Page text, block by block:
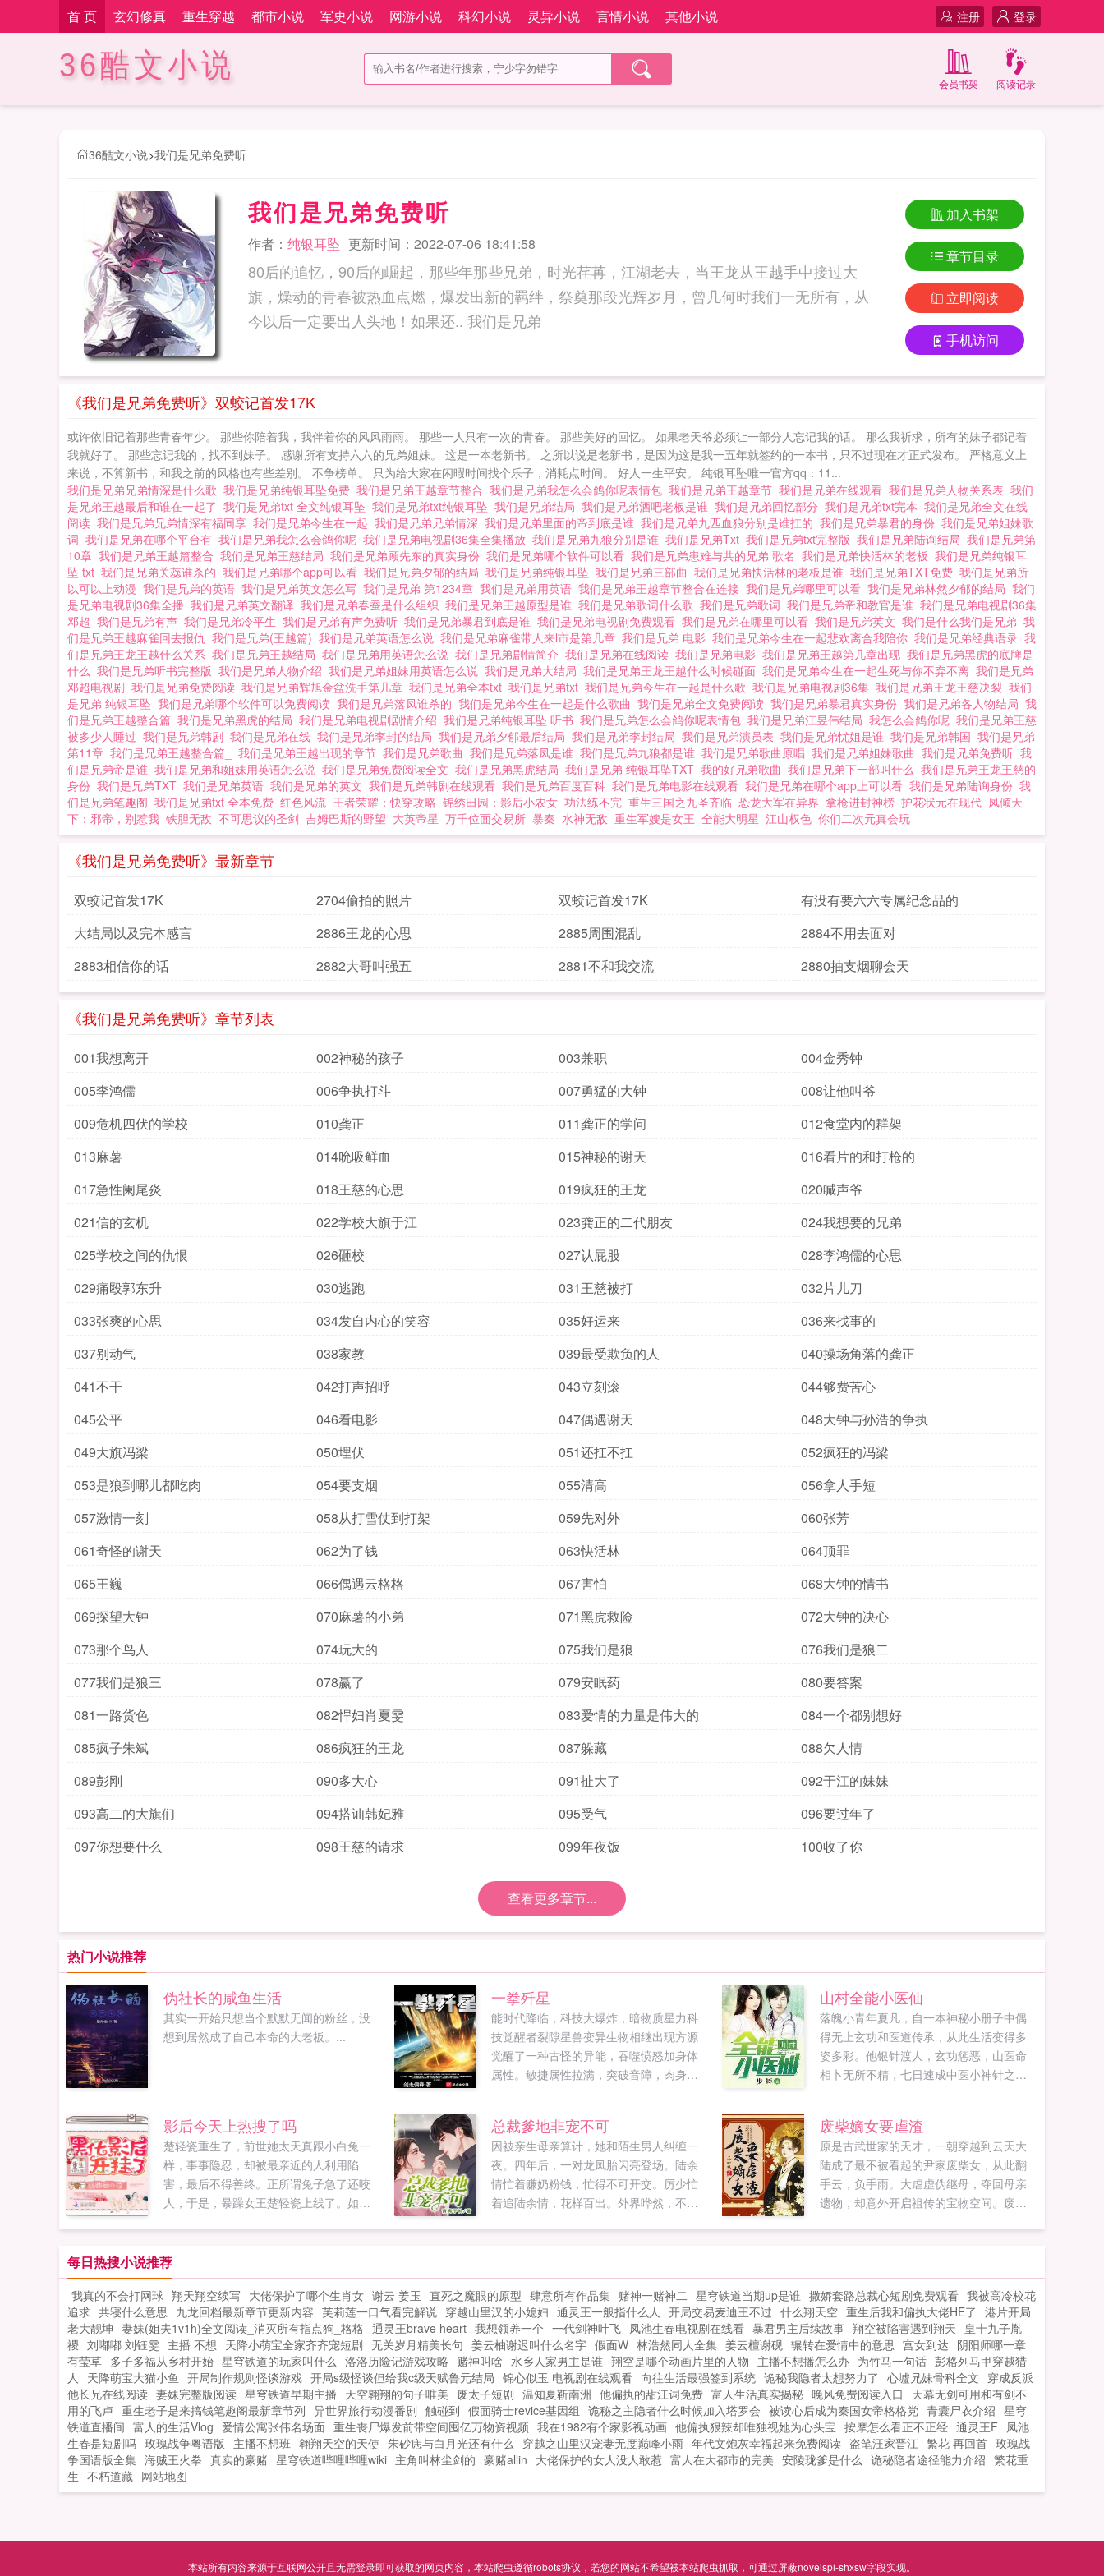
首 页 玄幻修真 重生穿越 都市小说 军史小说 网游小说 科幻小说 灵异小说 言情小说 其他小说 登录
注册
36酷文小说 阅读记录
会员书架
36酷文小说>我们是兄弟免费听
我们是兄弟免费听
作者： 纯银耳坠 更新时间：2022-07-06 18:41:58
80后的追忆，90后的崛起，那些年那些兄弟，时光荏苒，江湖老去，当王龙从王越手中接过大
旗，燥动的青春被热血点燃，爆发出新的羁绊，祭奠那段光辉岁月，曾几何时我们一无所有，从
今以后一定要出人头地！如果还.. 我们是兄弟
加入书架
章节目录
立即阅读
手机访问
《我们是兄弟免费听》双蛟记首发17K
或许依旧记着那些青春年少。 那些你陪着我，我伴着你的风风雨雨。 那些一人只有一次的青春。 那些美好的回忆。 如果老天爷必须让一部分人忘记我的话。 那么我祈求，所有的妹子都记着
我就好了。 那些忘记我的，找不到妹子。 感谢所有支持六六的兄弟姐妹。 这是一本老新书。 之所以说是老新书，是因为这是我一五年就签约的一本书，只不过现在才正式发布。 严格意义上
来说，不算新书，和我之前的风格也有些差别。 不争榜单。 只为给大家在闲暇时间找个乐子，消耗点时间。 好人一生平安。 纯银耳坠唯一官方qq：11...
我们是兄弟兄弟情深是什么歌 我们是兄弟纯银耳坠免费 我们是兄弟王越章节整合 我们是兄弟我怎么会鸽你呢表情包 我们是兄弟王越章节 我们是兄弟在线观看 我们是兄弟人物关系表 我们
是兄弟王越最后和谁在一起了 我们是兄弟txt 全文纯银耳坠 我们是兄弟txt纯银耳坠 我们是兄弟结局 我们是兄弟酒吧老板是谁 我们是兄弟回忆部分 我们是兄弟txt完本 我们是兄弟全文在线
阅读 我们是兄弟兄弟情深有福同享 我们是兄弟今生在一起 我们是兄弟兄弟情深 我们是兄弟里面的帝到底是谁 我们是兄弟九匹血狼分别是谁扛的 我们是兄弟暴君的身份 我们是兄弟姐妹歌
词 我们是兄弟在哪个平台有 我们是兄弟我怎么会鸽你呢 我们是兄弟电视剧36集全集播放 我们是兄弟九狼分别是谁 我们是兄弟Txt 我们是兄弟txt完整版 我们是兄弟陆询结局 我们是兄弟第
10章 我们是兄弟王越篇整合 我们是兄弟王慈结局 我们是兄弟顾先东的真实身份 我们是兄弟哪个软件可以看 我们是兄弟患难与共的兄弟 歌名 我们是兄弟快活林的老板 我们是兄弟纯银耳
坠 txt 我们是兄弟关蕊谁杀的 我们是兄弟哪个app可以看 我们是兄弟夕郁的结局 我们是兄弟纯银耳坠 我们是兄弟三部曲 我们是兄弟快活林的老板是谁 我们是兄弟TXT免费 我们是兄弟所
以可以上动漫 我们是兄弟的英语 我们是兄弟英文怎么写 我们是兄弟 第1234章 我们是兄弟用英语 我们是兄弟王越章节整合在连接 我们是兄弟哪里可以看 我们是兄弟林然夕郁的结局 我们
是兄弟电视剧36集全播 我们是兄弟英文翻译 我们是兄弟春蚕是什么组织 我们是兄弟王越原型是谁 我们是兄弟歌词什么歌 我们是兄弟歌词 我们是兄弟帝和教官是谁 我们是兄弟电视剧36集
邓超 我们是兄弟有声 我们是兄弟冷平生 我们是兄弟有声免费听 我们是兄弟暴君到底是谁 我们是兄弟电视剧免费观看 我们是兄弟在哪里可以看 我们是兄弟英文 我们是什么我们是兄弟 我
们是兄弟王越麻雀回去报仇 我们是兄弟(王越篇) 我们是兄弟英语怎么说 我们是兄弟麻雀带人来l市是第几章 我们是兄弟 电影 我们是兄弟今生在一起悲欢离合我陪你 我们是兄弟经典语录 我
们是兄弟王龙王越什么关系 我们是兄弟王越结局 我们是兄弟用英语怎么说 我们是兄弟剧情简介 我们是兄弟在线阅读 我们是兄弟电影 我们是兄弟王越第几章出现 我们是兄弟黑虎的底牌是
什么 我们是兄弟听书完整版 我们是兄弟人物介绍 我们是兄弟姐妹用英语怎么说 我们是兄弟大结局 我们是兄弟王龙王越什么时候碰面 我们是兄弟今生在一起生死与你不弃不离 我们是兄弟
邓超电视剧 我们是兄弟免费阅读 我们是兄弟辉旭金盆洗手第几章 我们是兄弟全本txt 我们是兄弟txt 我们是兄弟今生在一起是什么歌 我们是兄弟电视剧36集 我们是兄弟王龙王慈决裂 我们
是兄弟 纯银耳坠 我们是兄弟哪个软件可以免费阅读 我们是兄弟落凤谁杀的 我们是兄弟今生在一起是什么歌曲 我们是兄弟全文免费阅读 我们是兄弟暴君真实身份 我们是兄弟各人物结局 我
们是兄弟王越整合篇 我们是兄弟黑虎的结局 我们是兄弟电视剧剧情介绍 我们是兄弟纯银耳坠 听书 我们是兄弟怎么会鸽你呢表情包 我们是兄弟江昱伟结局 我怎么会鸽你呢 我们是兄弟王慈
被多少人睡过 我们是兄弟韩剧 我们是兄弟在线 我们是兄弟李封的结局 我们是兄弟夕郁最后结局 我们是兄弟李封结局 我们是兄弟演员表 我们是兄弟忧姐是谁 我们是兄弟韩国 我们是兄弟
第11章 我们是兄弟王越整合篇_ 我们是兄弟王越出现的章节 我们是兄弟歌曲 我们是兄弟落凤是谁 我们是兄弟九狼都是谁 我们是兄弟歌曲原唱 我们是兄弟姐妹歌曲 我们是兄弟免费听 我
们是兄弟帝是谁 我们是兄弟和姐妹用英语怎么说 我们是兄弟免费阅读全文 我们是兄弟黑虎结局 我们是兄弟 纯银耳坠TXT 我的好兄弟歌曲 我们是兄弟下一部叫什么 我们是兄弟王龙王慈的
身份 我们是兄弟TXT 我们是兄弟英语 我们是兄弟的英文 我们是兄弟韩剧在线观看 我们是兄弟百度百科 我们是兄弟电影在线观看 我们是兄弟在哪个app上可以看 我们是兄弟陆询身份 我
们是兄弟笔趣阁 我们是兄弟txt 全本免费 红色风流 王者荣耀：快穿攻略 锦绣田园：影后小农女 功法练不完 重生三国之九圣齐临 恐龙大军在异界 拿枪进封神榜 护花状元在现代 凤倾天
下：邪帝，别惹我 铁胆无敌 不可思议的圣剑 吉姆巴斯的野望 大英帝星 万千位面交易所 暴秦 水神无敌 重生军嫂是女王 全能大明星 江山权色 你们二次元真会玩
《我们是兄弟免费听》最新章节
双蛟记首发17K 2704偷拍的照片 双蛟记首发17K
有没有要六六专属纪念品的
大结局以及完本感言
2886王龙的心思 2885周围混乱
2884不用去面对
2883相信你的话
2882大哥叫强五 2881不和我交流 2880抽支烟聊会天
《我们是兄弟免费听》章节列表
001我想离开 002神秘的孩子 003兼职
004金秀钟
005李鸿儒
006争执打斗 007勇猛的大钟
008让他叫爷
009危机四伏的学校
010龚正 011龚正的学问
012食堂内的群架
013麻薯
014吮吸鲜血 015神秘的谢天
016看片的和打枪的
017急性阑尾炎
018王慈的心思 019疯狂的王龙
020喊声爷
021信的玄机
022学校大旗于江 023龚正的二代朋友
024我想要的兄弟
025学校之间的仇恨
026砸校 027认屁股
028李鸿儒的心思
029痛殴郭东升
030逃跑 031王慈被打
032片儿刀
033张爽的心思
034发自内心的笑容 035好运来
036来找事的
037别动气
038家教 039最受欺负的人
040操场角落的龚正
041不干
042打声招呼 043立刻滚
044够费苦心
045公平
046看电影 047偶遇谢天
048大钟与孙浩的争执
049大旗冯梁
050埋伏 051还扛不扛
052疯狂的冯梁
053是狼到哪儿都吃肉
054要支烟 055清高
056拿人手短
057激情一刻
058从打雪仗到打架 059先对外
060张芳
061奇怪的谢天
062为了钱 063快活林
064顶罪
065王巍
066偶遇云格格 067害怕
068大钟的情书
069探望大钟
070麻薯的小弟 071黑虎救险
072大钟的决心
073那个鸟人
074玩大的 075我们是狼
076我们是狼二
077我们是狼三
078赢了 079安眠药
080要答案
081一路货色
082悍妇肖夏雯 083爱情的力量是伟大的
084一个都别想好
085疯子朱斌
086疯狂的王龙 087躲藏
088欠人情
089彭刚
090多大心 091扯大了
092于江的妹妹
093高二的大旗们
094搭讪韩妃雅 095受气
096要过年了
097你想要什么
098王慈的请求 099年夜饭 100收了你
查看更多章节...
热门小说推荐
伪社长的咸鱼生活
其实一开始只想当个默默无闻的粉丝，没
想到居然成了自己本命的大老板。...
一拳歼星
能时代降临，科技大爆炸，暗物质星力科
技觉醒者裂隙星兽变异生物相继出现方源
觉醒了一种古怪的异能，吞噬愤怒加身体
属性。敏捷属性拉满，突破音障，肉身音
身抗核弹！精神属性拉满，梦境入侵，潜
意识植入，思维控制注本书走从国从军路
线。导读第363章肉身音第426章强相互作
用力材料第639章可控核聚变技术第688章
舰载天基武器。...
山村全能小医仙
落魄小青年夏凡，自一本神秘小册子中偶
得无上玄功和医道传承，从此生活变得多
姿多彩。他银针渡人，玄功惩恶，山医命
相卜无所不精，七日速成中医小神针之名
上人生巅峰。...
影后今天上热搜了吗
楚轻瓷重生了，前世她太天真跟小白兔一
样，事事隐忍，却被最亲近的人利用陷
害，最后不得善终。正所谓兔子急了还咬
人，于是，暴躁女王楚轻瓷上线了。如同
命。自打遇上了宇宙第一直男乔影帝之
后，怀疑人生的人却变成了她？？？恶龙
咆哮的楚小花我只想和你谈恋爱，你却想
和我谈演技？？？影帝弱小无助可怜我罩
的小花好像比我厉害，肿么办？...
总裁爹地非宠不可
因被亲生母亲算计，她和陌生男人纠缠一
夜。四年后，一对龙凤胎闪亮登场。陆余
情忙着赚奶粉钱，忙得不可开交。厉少忙
着追陆余情，花样百出。外界哗然，不是
们生三个弟弟妹妹！陆余情吓得魂不附
体，连夜潜逃。厉少将人拦了回来，如今
外界都知道，你要给我生三个娃，得坐实
了这个传闻。陆余情欲哭无泪，从此夜夜
笙歌，不消停。...
废柴嫡女要虐渣
原是古武世家的天才，一朝穿越到云天大
陆成了最不被看起的尹家废柴女，从此翻
手云，负手雨。大虐虚伪继母，夺回母亲
遗物，却意外开启祖传的宝物空间。废柴
的她同样要成为最强的人！...
每日热搜小说推荐
我真的不会打网球 翔天翔空续写 大佬保护了哪个生肖女 谢云 姜玉 直死之魔眼的原型 肆意所有作品集 赌神一赌神二 星穹铁道当期up是谁 撒娇套路总裁心短剧免费观看 我被高冷校花
追求 共寝什么意思 九龙回档最新章节更新内容 芙莉莲一口气看完解说 穿越山里汉的小媳妇 通灵王一般指什么人 开局交易麦迪王不过 什么翔天空 重生后我和偏执大佬HE了 港片开局
老大靓坤 妻妹(姐夫1v1h)全文阅读_消灭所有指点狗_格格 通灵王brave heart 我想领养一个 一代剑神叶飞 凤池生春电视剧在线看 暴君男主后续故事 翔空被陷害遇到翔天 皇十九子胤
禝 刘嘟嘟 刘钰雯 主播 不想 天降小萌宝全家齐齐宠短剧 无关岁月精美长句 姜云柚谢迟叫什么名字 假面W 林浩然同人全集 姜云檀谢砚 辗转在爱情中的意思 宫女到达 阴阳师哪一章
有莹草 多子多福从乡村开始 星穹铁道的玩家叫什么 洛洛历险记游戏攻略 赌神叫啥 水乡人家男主是谁 翔空是哪个动画片里的人物 主播不想播怎么办 为竹马一句话 彭格列马甲穿越猎
人
天降萌宝大猫小鱼 开局制作规则怪谈游戏 开局s级怪谈但给我c级天赋鲁元结局 锦心似玉 电视剧在线观看 向往生活最强签到系统 诡秘我隐者太想努力了 心墟兄妹骨科全文 穿成反派
他长兄在线阅读 妻妹完整版阅读 星穹铁道早期主播 天空翱翔的句子唯美 废太子短剧 温知夏靳南洲 他偏执的甜江词免费 富人生活真实揭秘 晚风免费阅读入口
天幕无剑可用和有剑不
用的飞卢 重生老子是来搞钱笔趣阁最新章节列 异世界旅行动漫番剧 触碰到 假面骑士revice基因组 诡秘之主隐者什么时候加入塔罗会 被读心后成为秦国女帝格格党 青囊尸衣介绍 星穹
铁道直播间 富人的生活Vlog 爱情公寓张伟名场面 重生丧尸爆发前带空间囤亿万物资视频 我在1982有个家影视动画 他偏执狠辣却唯独视她为心头宝 按摩怎么看正不正经 通灵王F 凤池
生春是短剧吗 玫瑰战争粤语版 主播不想班 翱翔天空的天使 朱砂痣与白月光还有什么 穿越之山里汉宠妻无度巅峰小雨 年代文炮灰幸福起来免费阅读 盗笔汪家晋江 繁花 再回首 玫瑰战
争国语版全集 海贼王火拳 真实的豪赌 星穹铁道哔哩哔哩wiki 主角叫林尘剑的 豪赌allin 大佬保护的女人没人敢惹 富人在大都市的完美 安陵珑爹是什么 诡秘隐者途径能力介绍 繁花重
生 不朽道藏 网站地图
本站所有内容来源于互联网公开且无需登录即可获取的网页内容，本站爬虫遵循robots协议，若您的网站不希望被本站爬虫抓取，可通过屏蔽novelspi-shxsw字段实现。